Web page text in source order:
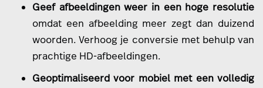
Geef afbeeldingen weer in een hoge resolutie
omdat een afbeelding meer zegt dan duizend
woorden. Verhoog je conversie met behulp van
prachtige HD-afbeeldingen.
Geoptimaliseerd voor mobielmet een volledig